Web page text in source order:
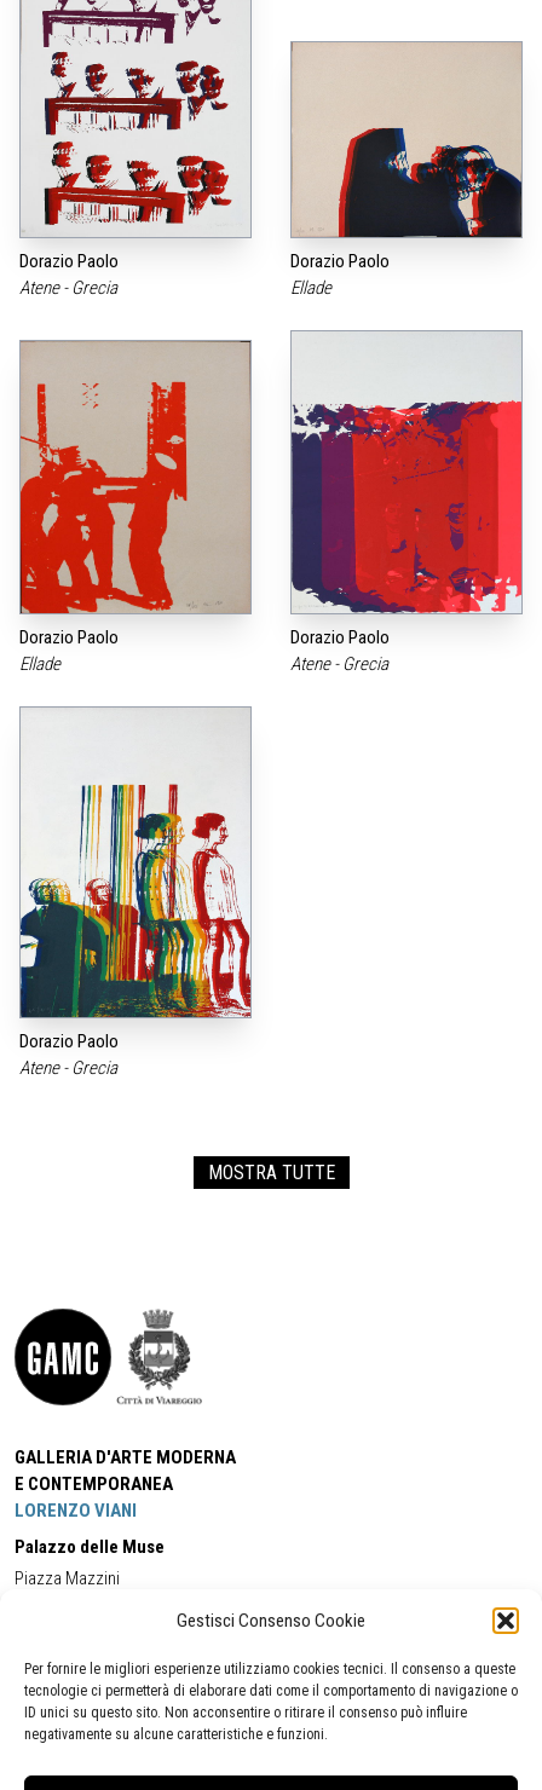
Gestisci Consenso Cookie
Per fornire le migliori esperienze utilizziamo cookies tecnici. Il consenso a queste
tecnologie ci permetterà di elaborare dati come il comportamento di navigazione o
ID unici su questo sito. Non acconsentire o ritirare il consenso può influire
negativamente su alcune caratteristiche e funzioni.
Dorazio Paolo
Atene - Grecia
Dorazio Paolo
Ellade
Dorazio Paolo
Ellade
Dorazio Paolo
Atene - Grecia
Dorazio Paolo
Atene - Grecia
MOSTRA TUTTE
GALLERIA D'ARTE MODERNA
E CONTEMPORANEA
LORENZO VIANI
Palazzo delle Muse
Piazza Mazzini
Cell:+39 338 5714978 (orario apertura Galleria)
Tel:
+39 0584 944580
(orario 09.00/13.00)
Email:gamc@comune.viareggio.lu.it